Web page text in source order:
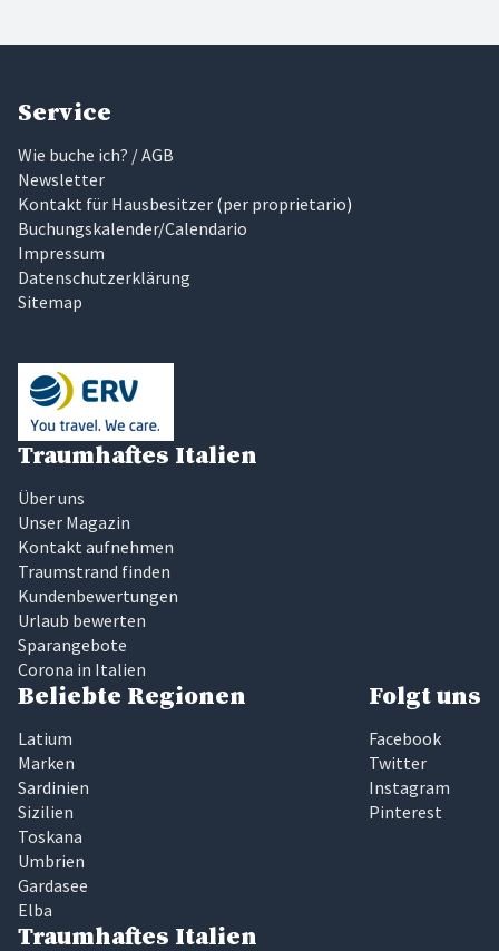
Service
Wie buche ich? / AGB
Newsletter
Kontakt für Hausbesitzer (per proprietario)
Buchungskalender/Calendario
Impressum
Datenschutzerklärung
Sitemap
Traumhaftes Italien
Über uns
Unser Magazin
Kontakt aufnehmen
Traumstrand finden
Kundenbewertungen
Urlaub bewerten
Sparangebote
Corona in Italien
Beliebte Regionen
Latium
Marken
Sardinien
Sizilien
Toskana
Umbrien
Gardasee
Elba
Folgt uns
Facebook
Twitter
Instagram
Pinterest
Traumhaftes Italien